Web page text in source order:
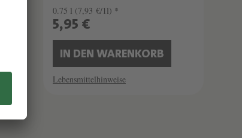
0.75 l (7,93 €/1l) *
5,95 €
IN DEN WARENKORB
Lebensmittelhinweise